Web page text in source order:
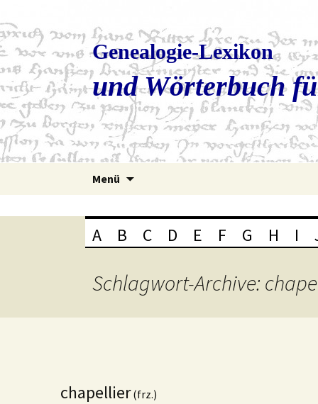
Genealogie-Lexikon
und Wörterbuch
Menü
A B C D E F G H I
Schlagwort-Archive:
chapellier(frz.)